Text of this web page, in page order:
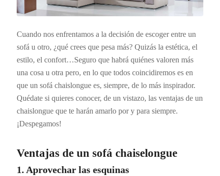
Cuando nos enfrentamos a la decisión de escoger entre un
sofá u otro, ¿qué crees que pesa más? Quizás la estética, el
estilo, el confort…Seguro que habrá quiénes valoren más
una cosa u otra pero, en lo que todos coincidiremos es en
que un sofá chaislongue es, siempre, de lo más inspirador.
Quédate si quieres conocer, de un vistazo, las ventajas de un
chaislongue que te harán amarlo por y para siempre.
¡Despegamos!
Ventajas de un sofá chaiselongue
1. Aprovechar las esquinas